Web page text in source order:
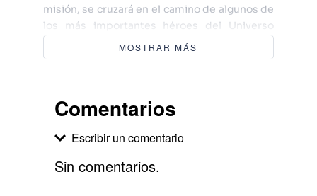
misión, se cruzará en el camino de algunos de
los más importantes héroes del Universo
Marvel, como Spiderman, Daredevil, Lobezno
y muchos más
MOSTRAR MÁS
Comentarios
Escribir un comentario
Sin comentarios.